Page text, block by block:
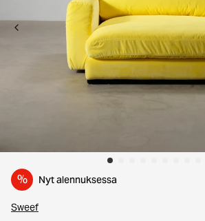
% Nyt alennuksessa
Sweef